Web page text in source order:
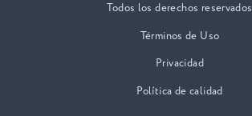
Todos los derechos reservados
Términos de Uso
Privacidad
Política de calidad